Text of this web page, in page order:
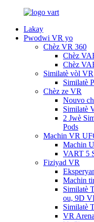
Lakay
Pwodwi VR yo
Chèz VR 360
Chèz
Chèz
Similatè vòl VR
Similatè
Chèz ze VR
Nouvo
Similatè
2 Jwè
Pods
Machin VR
Machin
VART 5
Fiziyad VR
Machin
Similatè
ou, 9D
Similatè
VR